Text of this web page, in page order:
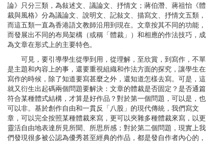
論》只分三類，為敍述文、議論文、抒情文；蔣伯潛、蔣祖怡《體
裁與風格》分為議論文、說明文、記敍文、描寫文、抒情文五類，
而這五類一直為香港語文教師沿用到現在。文章按其不同的功能，
而發展出不同的布局架構（或稱「體裁」）和相應的作法技巧，成
為文章在形式上的主要特色。
可見，要引導學生從學到用，從理解，至欣賞，到寫作，不單
是主題和內容上的事，還要重視組織和作法方面的探究，讓學生在
寫作的時候，除了知道要寫甚麼之外，還知道怎樣去寫。可是，這
就又衍生出起碼兩個問題要解決：文章的體裁是否固定？是否通篇
符合某種體式結構，才算是好作品？對於第一個問題，可以是，也
可以非。基於創作自由和一貫反「八股」的現代傳統，我們寫文
章，可以完全按照某種體裁來寫，更可以夾雜多種體裁來寫，以更
靈活自由地表達所見所聞、所思所感；對於第二個問題，現實上我
們發現很多被公認為優秀甚至經典的作品，都是發自作者內心的，